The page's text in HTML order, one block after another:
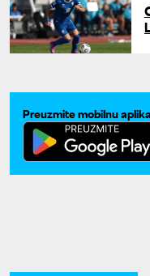
Preuzmite mobilnu